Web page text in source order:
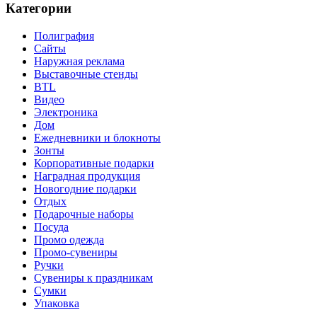
Категории
Полиграфия
Сайты
Наружная реклама
Выставочные стенды
BTL
Видео
Электроника
Дом
Ежедневники и блокноты
Зонты
Корпоративные подарки
Наградная продукция
Новогодние подарки
Отдых
Подарочные наборы
Посуда
Промо одежда
Промо-сувениры
Ручки
Сувениры к праздникам
Сумки
Упаковка